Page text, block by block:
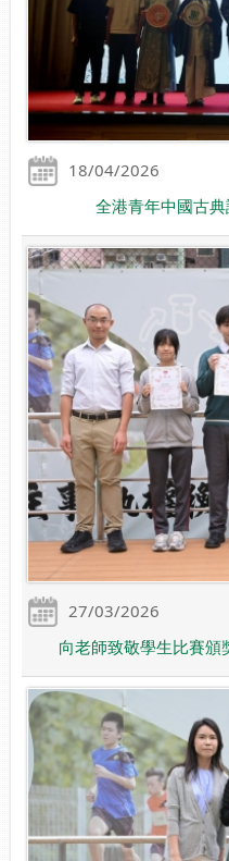
18/04/2026
全港青年中國古
27/03/2026
向老師致敬學生比賽